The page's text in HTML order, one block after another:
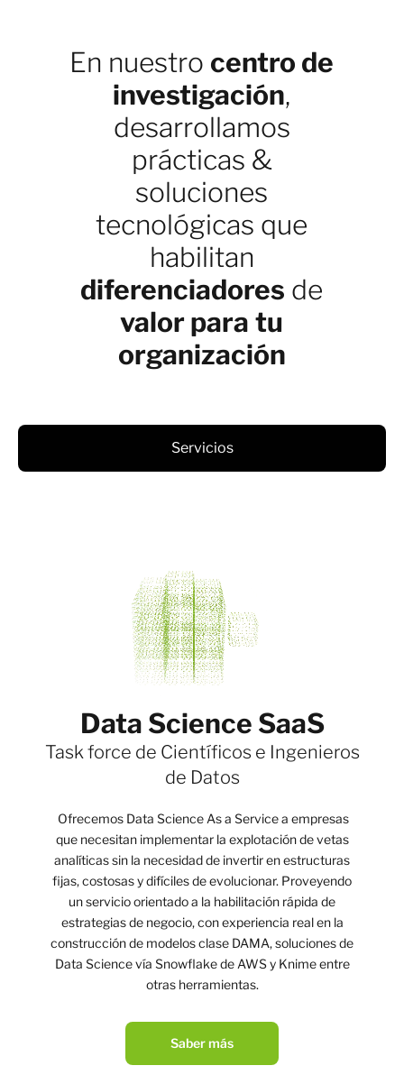
En nuestro centro de
investigación,
desarrollamos
prácticas &
soluciones
tecnológicas que
habilitan
diferenciadores de
valor para tu
organización
Servicios
Data Science SaaS
Task force de Científicos e Ingenieros
de Datos
Ofrecemos Data Science As a Service a empresas
que necesitan implementar la explotación de vetas
analíticas sin la necesidad de invertir en estructuras
fijas, costosas y difíciles de evolucionar. Proveyendo
un servicio orientado a la habilitación rápida de
estrategias de negocio, con experiencia real en la
construcción de modelos clase DAMA, soluciones de
Data Science vía Snowflake de AWS y Knime entre
otras herramientas.
Saber más